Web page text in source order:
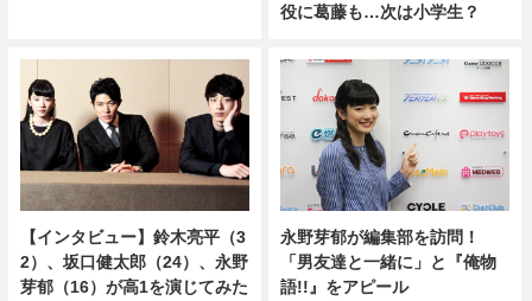
役に葛藤も…次は小学生？
【インタビュー】鈴木亮平（3
2）、坂口健太郎（24）、永野
芽郁（16）が高1を演じてみた
永野芽郁が編集部を訪問！
「男友達と一緒に」と『俺物
語!!』をアピール